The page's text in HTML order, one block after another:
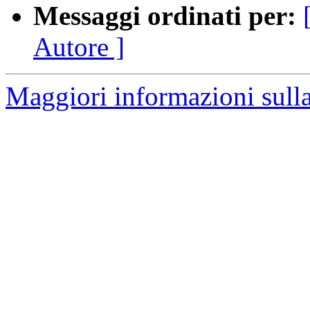
Messaggi ordinati per:
Autore ]
Maggiori informazioni